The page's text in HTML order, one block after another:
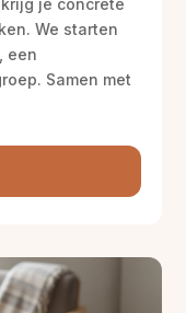
je concrete
We starten
een
Samen met